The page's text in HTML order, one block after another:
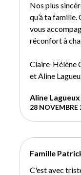
Nos plus
qu’à ta famille.
vous
réconfort à
Claire-Hélène
et Aline
Aline Lagueux
28 NOVEMBRE
Famille
C'est avec